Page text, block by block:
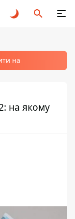
на
на якому